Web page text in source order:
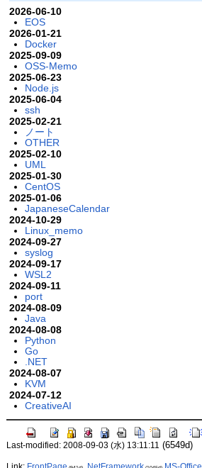
2026-06-10
EOS
2026-01-21
Docker
2025-09-09
OSS-Memo
2025-06-23
Node.js
2025-06-04
ssh
2025-02-21
ノート
OTHER
2025-02-10
UML
2025-01-30
CentOS
2025-01-06
JapaneseCalendar
2024-10-29
Linux_memo
2024-09-27
syslog
2024-09-17
WSL2
2024-09-11
port
2024-08-09
Java
2024-08-08
Python
Go
.NET
2024-08-07
KVM
2024-07-12
CreativeAI
Last-modified: 2008-09-03 (水) 13:11:11 (6549d)